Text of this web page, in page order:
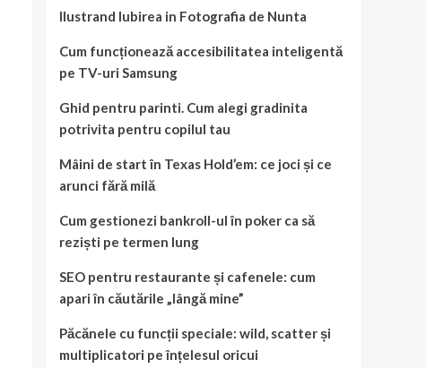
Ilustrand Iubirea in Fotografia de Nunta
Cum funcționează accesibilitatea inteligentă
pe TV-uri Samsung
Ghid pentru parinti. Cum alegi gradinita
potrivita pentru copilul tau
Mâini de start în Texas Hold’em: ce joci și ce
arunci fără milă
Cum gestionezi bankroll-ul în poker ca să
reziști pe termen lung
SEO pentru restaurante și cafenele: cum
apari în căutările „lângă mine”
Păcănele cu funcții speciale: wild, scatter și
multiplicatori pe înțelesul oricui